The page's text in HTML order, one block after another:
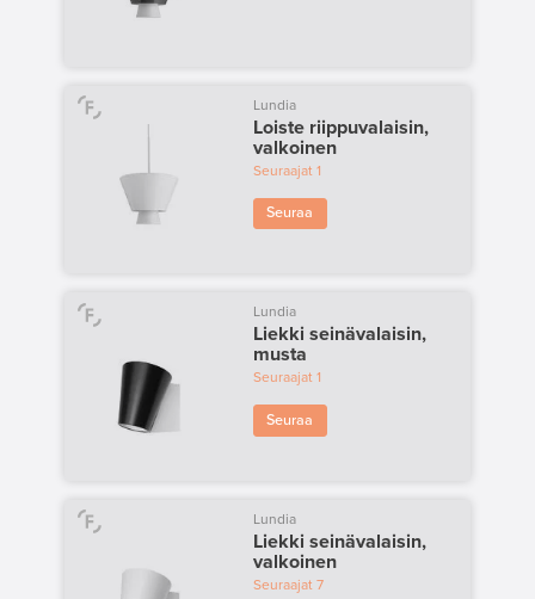
Lundia
Loiste riippuvalaisin,
valkoinen
Seuraajat 1
Seuraa
Lundia
Liekki seinävalaisin,
musta
Seuraajat1
Seuraa
Lundia
Liekki seinävalaisin,
valkoinen
Seuraajat7